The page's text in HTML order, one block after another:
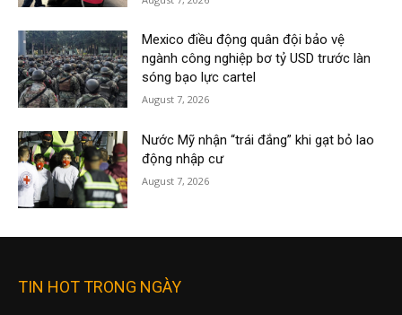
Mexico điều động quân đội bảo vệ
ngành công nghiệp bơ tỷ USD trước làn
sóng bạo lực cartel
August 7, 2026
Nước Mỹ nhận “trái đắng” khi gạt bỏ lao
động nhập cư
August 7, 2026
TIN HOT TRONG NGÀY